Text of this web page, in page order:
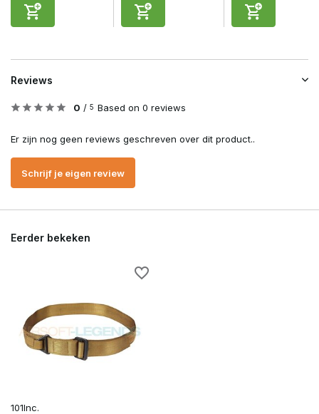
Reviews
0 / 5 Based on 0 reviews
Er zijn nog geen reviews geschreven over dit product..
Schrijf je eigen review
Eerder bekeken
101Inc.